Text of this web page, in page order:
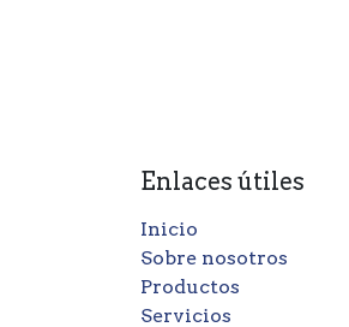
Enlaces útiles
Inicio
Sobre nosotros
Productos
Servicios